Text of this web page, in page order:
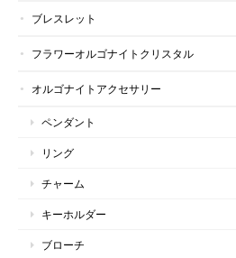
ブレスレット
フラワーオルゴナイトクリスタル
オルゴナイトアクセサリー
ペンダント
リング
チャーム
キーホルダー
ブローチ